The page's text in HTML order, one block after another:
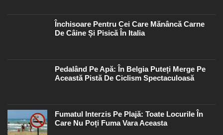
Închisoare Pentru Cei Care Mănâncă Carne
De Câine Și Pisică În Italia
Pedalând Pe Apă: În Belgia Puteți Merge Pe
Această Pistă De Ciclism Spectaculoasă
Fumatul Interzis Pe Plajă: Toate Locurile În
Care Nu Poți Fuma Vara Aceasta